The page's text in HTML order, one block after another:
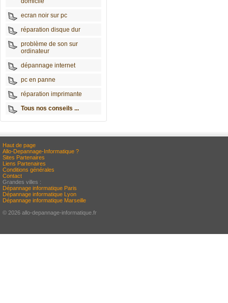
ecran noir sur pc
réparation disque dur
problème de son sur
ordinateur
dépannage internet
pc en panne
réparation imprimante
Tous nos conseils ...
Haut de page
Allo-Depannage-Informatique ?
Sites Partenaires
Liens Partenaires
Conditions générales
Contact
Grandes villes :
Dépannage informatique Paris
Dépannage informatique Lyon
Dépannage informatique Marseille
© 2026 allo-depannage-informatique.fr